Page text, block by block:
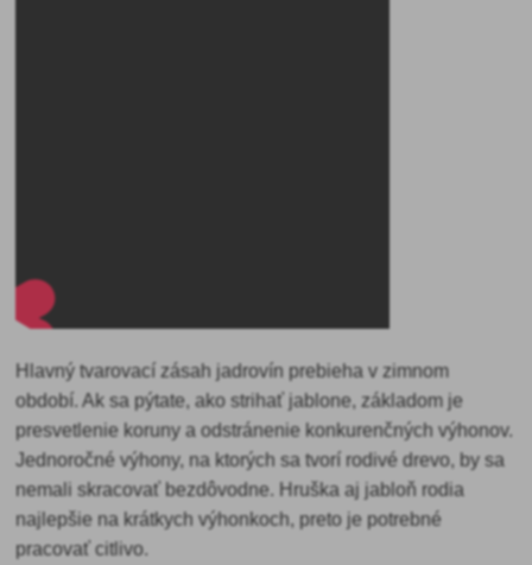
Hlavný tvarovací zásah jadrovín prebieha v zimnom
období. Ak sa pýtate, ako strihať jablone, základom je
presvetlenie koruny a odstránenie konkurenčných výhonov.
Jednoročné výhony, na ktorých sa tvorí rodivé drevo, by sa
nemali skracovať bezdôvodne. Hruška aj jabloň rodia
najlepšie na krátkych výhonkoch, preto je potrebné
pracovať citlivo.